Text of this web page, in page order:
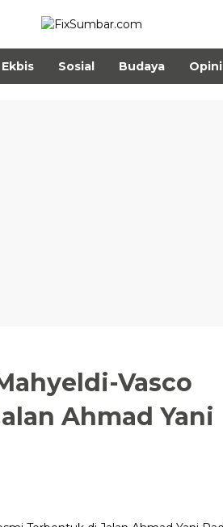
Ekbis Sosial Budaya Opini
Vasco
Ahmad Yani